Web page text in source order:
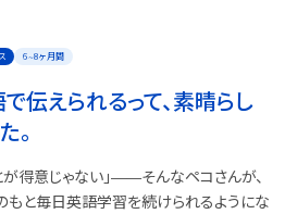
6~8ヶ月間
伝えられるって、素晴らし
。
が得意じゃない」——そんなペコさんが、
もと毎日英語学習を続けられるようにな